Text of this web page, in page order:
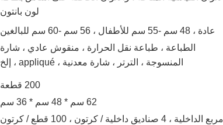
لون بانتون
عادة ، 48 سم -55 سم للأطفال ، 56 سم -60 سم للبالغين
الطباعة ، طباعة نقل الحرارة ، منقوش عادي ، شارة
المنسوجة ، الترتر ، شارة معدنية ، appliqué ، إلخ
200 قطعة
62 سم ​​* 48 سم * 36 سم